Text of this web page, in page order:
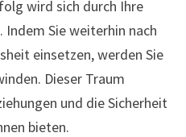
wird sich durch Ihre
Sie weiterhin nach
einsetzen, werden Sie
Dieser Traum
und die Sicherheit
bieten.